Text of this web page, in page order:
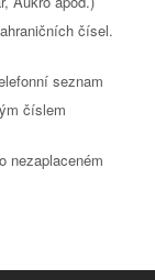
čísel.
seznam
číslem
nezaplaceném